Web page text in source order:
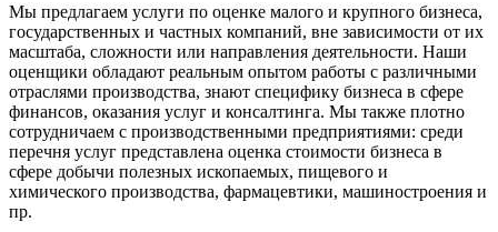
Мы предлагаем услуги по оценке малого и крупного бизнеса,
государственных и частных компаний, вне зависимости от их
масштаба, сложности или направления деятельности. Наши
оценщики обладают реальным опытом работы с различными
отраслями производства, знают специфику бизнеса в сфере
финансов, оказания услуг и консалтинга. Мы также плотно
сотрудничаем с производственными предприятиями: среди
перечня услуг представлена оценка стоимости бизнеса в
сфере добычи полезных ископаемых, пищевого и
химического производства, фармацевтики, машиностроения и
пр.
Йошкар-Ола
Казань
Калининград
Калуга
Камбарка
Каменка
Каменск-Уральский
Каменск-Шахтинский
Камень-на-Оби